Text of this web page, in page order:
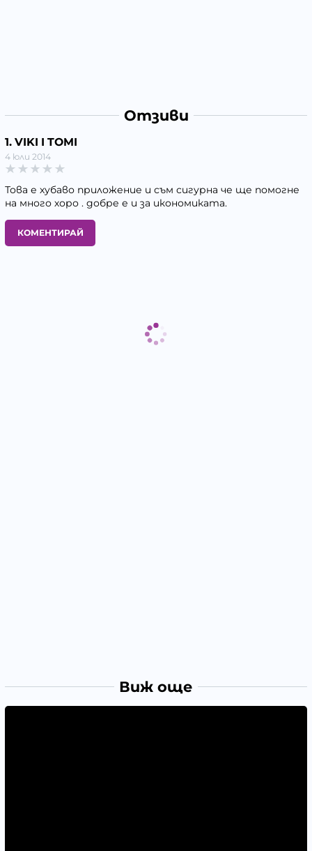
Отзиви
1. VIKI I TOMI
4 юли 2014
Това е хубаво приложение и съм сигурна че ще помогне
на много хоро . добре е и за икономиката.
КОМЕНТИРАЙ
Виж още